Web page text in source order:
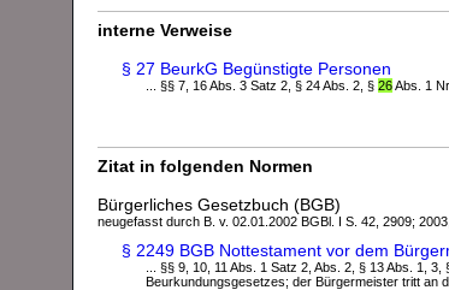
interne Verweise
§ 27 BeurkG Begünstigte Personen
... §§ 7, 16 Abs. 3 Satz 2, § 24 Abs. 2, § 26Abs. 1
Zitat in folgenden Normen
Bürgerliches Gesetzbuch (BGB)
neugefasst durch B. v. 02.01.2002 BGBl. I S. 42, 2909;
§ 2249 BGB Nottestament vor dem
... §§ 9, 10, 11 Abs. 1 Satz 2, Abs. 2, § 13 Abs. 1, 3,
Beurkundungsgesetzes; der Bürgermeister tritt an